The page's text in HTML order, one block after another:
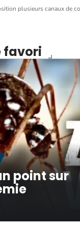
plusieurs canaux de
favori
point sur